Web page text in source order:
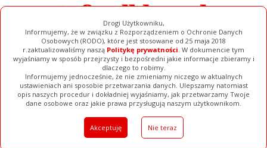
Drogi Użytkowniku,
Informujemy, że w związku z Rozporządzeniem o Ochronie Danych
Osobowych (RODO), które jest stosowane od 25 maja 2018
r.zaktualizowaliśmy naszą Politykę prywatności. W dokumencie tym
wyjaśniamy w sposób przejrzysty i bezpośredni jakie informacje zbieramy i
dlaczego to robimy.
Informujemy jednocześnie, że nie zmieniamy niczego w aktualnych
ustawieniach ani sposobie przetwarzania danych. Ulepszamy natomiast
opis naszych procedur i dokładniej wyjaśniamy, jak przetwarzamy Twoje
dane osobowe oraz jakie prawa przysługują naszym użytkownikom.
Akceptuję Nie teraz
Ogłoszenia Filmy Galerie Baza Firm Pełna Wersja